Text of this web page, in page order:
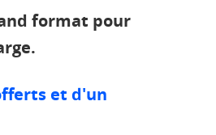
format pour
et d'un